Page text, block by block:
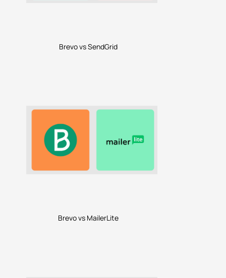
Brevo vs SendGrid
Brevo vs MailerLite